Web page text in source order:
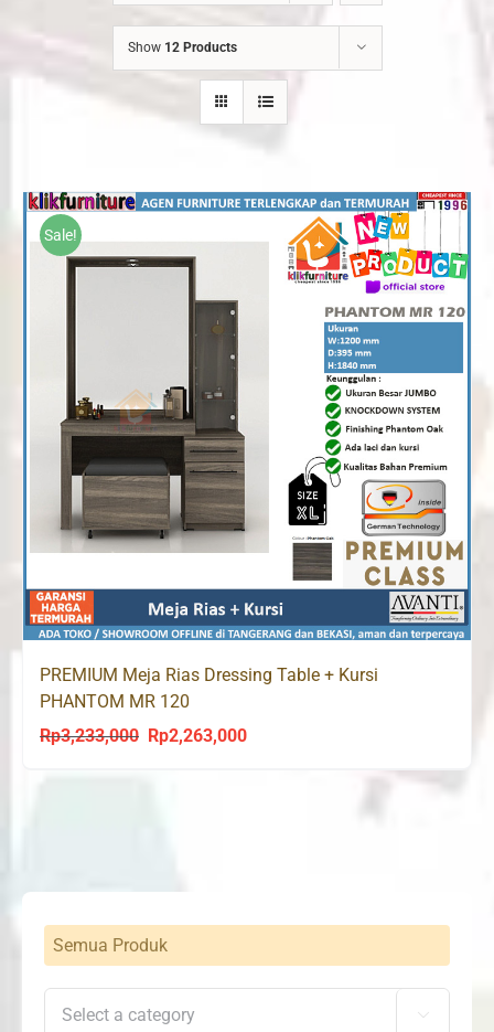
Show 12 Products
Sale!
PREMIUM Meja Rias Dressing Table + Kursi
PHANTOM MR 120
Rp3,233,000
Original
Rp2,263,000Current
Semua Produk
